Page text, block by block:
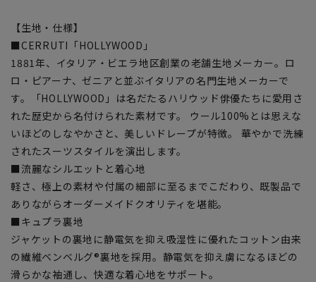
【生地・仕様】
■CERRUTI「HOLLYWOOD」
1881年、イタリア・ビエラ地区創業の老舗生地メーカー。ロ
ロ・ピアーナ、ゼニアと並ぶイタリアの名門生地メーカーで
す。「HOLLYWOOD」は名だたるハリウッド俳優たちに愛用さ
れた歴史から名付けられた素材です。 ウール100%とは思えな
いほどのしなやかさと、美しいドレープが特徴。 華やかで洗練
されたスーツスタイルを演出します。
■流麗なシルエットと着心地
軽さ、極上の素材や付属の細部に至るまでこだわり、既製品で
ありながらオーダーメイドクオリティを堪能。
■キュプラ裏地
ジャケットの裏地に静電気を抑え吸湿性に優れたコットン由来
の繊維ベンベルグ®裏地を採用。静電気を抑え虜になるほどの
滑らかな袖通し、快適な着心地をサポート。